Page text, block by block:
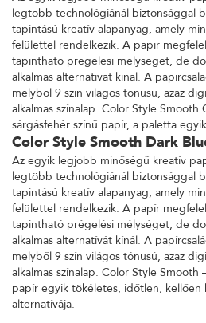
legtöbb technológiánál biztonsággal
tapintású kreatív alapanyag, amely
felülettel rendelkezik. A papír
tapintható prégelési mélységet, de
alkalmas alternatívát kínál. A
melyből 9 szín világos tónusú, azaz
alkalmas színalap. Color Style Smooth
sárgásfehér színű papír, a paletta
Color Style Smooth Dark
Az egyik legjobb minőségű kreatív
legtöbb technológiánál biztonsággal
tapintású kreatív alapanyag, amely
felülettel rendelkezik. A papír
tapintható prégelési mélységet, de
alkalmas alternatívát kínál. A
melyből 9 szín világos tónusú, azaz
alkalmas színalap. Color Style
papír egyik tökéletes, időtlen, kellően
alternatívája.